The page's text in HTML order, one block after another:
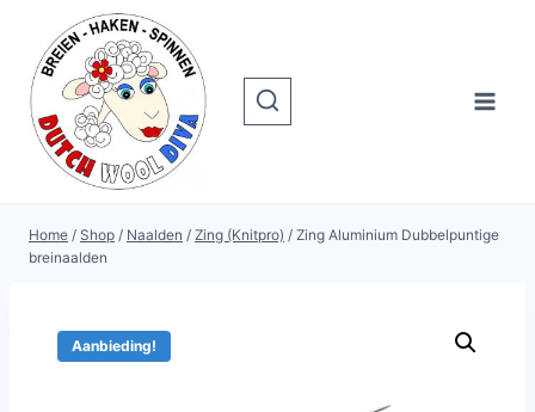
inhoud
Home / Shop / Naalden / Zing (Knitpro) / Zing Aluminium Dubbelpuntige
breinaalden
Aanbieding!